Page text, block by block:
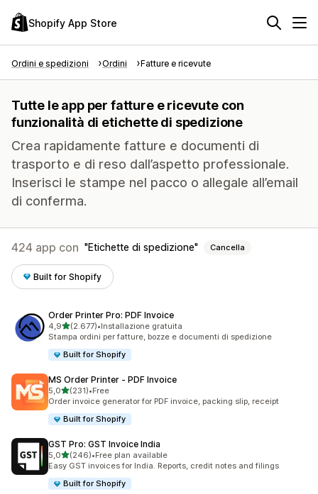
Shopify App Store
Ordini e spedizioni Ordini Fatture e ricevute
Tutte le app per fatture e ricevute con
funzionalità di etichette di spedizione
Crea rapidamente fatture e documenti di
trasporto e di reso dall’aspetto professionale.
Inserisci le stampe nel pacco o allegale all’email
di conferma.
424 app con Etichette di spedizione Cancella
Built for Shopify
Order Printer Pro: PDF Invoice
4,9stelle su 5
(2.677)
2677 recensioni totali
•Installazione gratuita
Stampa ordini per fatture, bozze e documenti di spedizione
Built for Shopify
MS Order Printer ‑ PDF Invoice
5,0stelle su 5
(231)
231 recensioni totali
•Free
Order invoice generator for PDF invoice, packing slip, receipt
Built for Shopify
GST Pro: GST Invoice India
5,0stelle su 5
(246)
246 recensioni totali
•Free plan available
Easy GST invoices for India. Reports, credit notes and filings
Built for Shopify